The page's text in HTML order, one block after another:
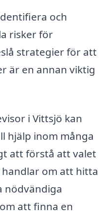
och
risker för
strategier för att
är en annan viktig
i Vittsjö kan
hjälp inom många
att förstå att valet
om att hitta
nödvändiga
att finna en